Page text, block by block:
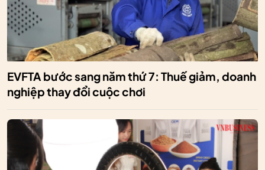
EVFTA bước sang năm thứ 7: Thuế giảm, doanh
nghiệp thay đổi cuộc chơi